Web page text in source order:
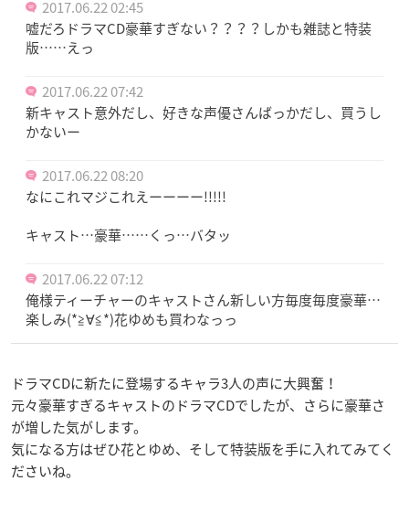
2017.06.22 02:45
嘘だろドラマCD豪華すぎない？？？？しかも雑誌と特装
版……えっ
2017.06.22 07:42
新キャスト意外だし、好きな声優さんばっかだし、買うし
かないー
2017.06.22 08:20
なにこれマジこれえーーーー!!!!!
キャスト…豪華……くっ…バタッ
2017.06.22 07:12
俺様ティーチャーのキャストさん新しい方毎度毎度豪華…
楽しみ(*≧∀≦*)花ゆめも買わなっっ
ドラマCDに新たに登場するキャラ3人の声に大興奮！
元々豪華すぎるキャストのドラマCDでしたが、さらに豪華さ
が増した気がします。
気になる方はぜひ花とゆめ、そして特装版を手に入れてみてく
ださいね。